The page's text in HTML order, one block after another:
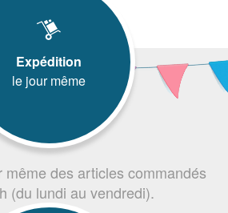
Expédition
le jour même
même des articles commandés
(du lundi au vendredi).